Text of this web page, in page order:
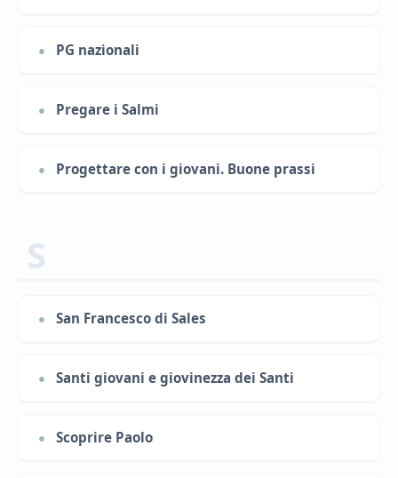
PG nazionali
Pregare i Salmi
Progettare con i giovani. Buone prassi
S
San Francesco di Sales
Santi giovani e giovinezza dei Santi
Scoprire Paolo